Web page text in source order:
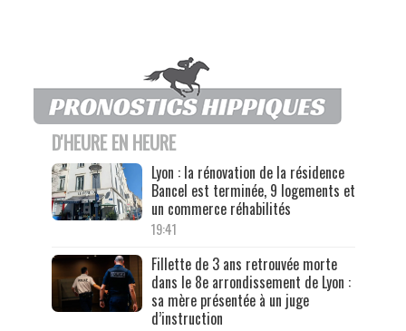
D'HEURE EN HEURE
Lyon : la rénovation de la résidence
Bancel est terminée, 9 logements et
un commerce réhabilités
19:41
Fillette de 3 ans retrouvée morte
dans le 8e arrondissement de Lyon :
sa mère présentée à un juge
d’instruction